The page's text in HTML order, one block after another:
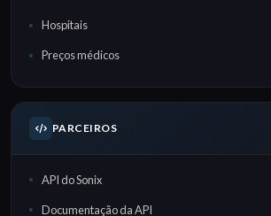
Hospitais
Preços médicos
PARCEIROS
API do Sonix
Documentação da API